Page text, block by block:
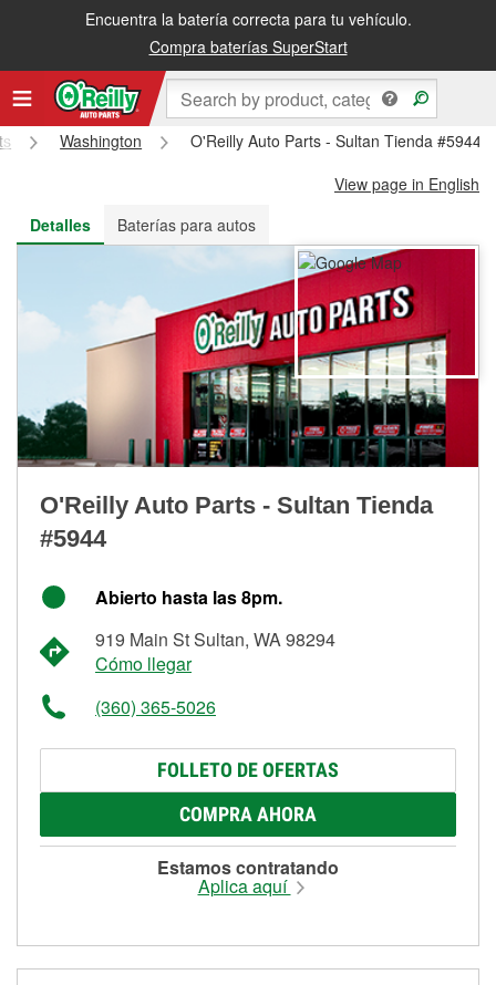
Encuentra la batería correcta para tu vehículo.
Compra baterías SuperStart
Recibe tu orden gratis al día siguiente o recógela en la tienda
Washington
O'Reilly Auto Parts - Sultan Tienda #5944
View page in English
Detalles
Baterías para autos
O'Reilly Auto Parts - Sultan Tienda
#5944
Abierto hasta las 8pm.
919 Main St Sultan, WA 98294
Cómo llegar
(360) 365-5026
FOLLETO DE OFERTAS
COMPRA AHORA
Estamos contratando
Aplica aquí